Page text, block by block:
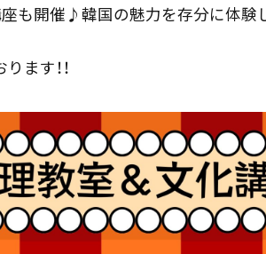
座も開催♪韓国の魅力を存分に体験
ます！！